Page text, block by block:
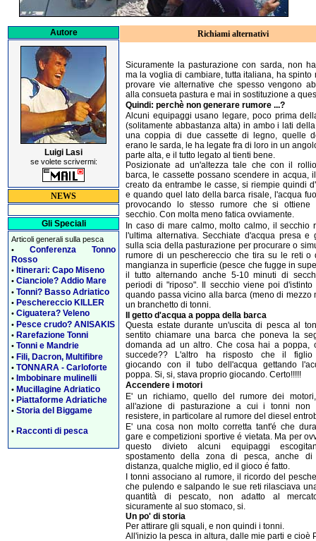
Autore
Luigi Lasi
se volete scrivermi:
NEWS
Gli Speciali
Articoli generali sulla pesca
• Conferenza Tonno
Rosso
• Itinerari: Capo Miseno
• Cianciole? Addio Mare
• Tonni? Basso Adriatico
• Peschereccio KILLER
• Ciguatera? Veleno
• Pesce crudo? ANISAKIS
• Rarefazione Tonni
• Tonni e Mandrie
• Fili, Dacron, Multifibre
• TONNARA - Carloforte
• Imbobinare mulinelli
• Mucillagine Adriatico
• Piattaforme Adriatiche
• Storia del Biggame
• Racconti di pesca
Richiami alternativi
Sicuramente la pasturazione con sarda, non
ma la voglia di cambiare, tutta italiana, ha spinto
provare vie alternative che spesso vengono
alla consueta pastura e mai in sostituzione a
Quindi: perchè non generare rumore ...?
Alcuni equipaggi usano legare, poco prima
(solitamente abbastanza alta) in ambo i lati
una coppia di due cassette di legno, quelle
erano le sarda, le ha legate fra di loro in un
parte alta, e il tutto legato al tienti bene.
Posizionate ad un'altezza tale che con il
barca, le cassette possano scendere in acqua,
creato da entrambe le casse, si riempie quindi
e quando quel lato della barca risale, l'acqua
provocando lo stesso rumore che si
secchio. Con molta meno fatica ovviamente.
In caso di mare calmo, molto calmo, il secchio
l'ultima alternativa. Secchiate d'acqua presa e
sulla scia della pasturazione per procurare o
rumore di un peschereccio che tira su le reti o
mangianza in superficie (pesce che fugge in
il tutto alternando anche 5-10 minuti di
periodi di "riposo". Il secchio viene poi d'istinto
quando passa vicino alla barca (meno di mezzo
un branchetto di tonni.
Il getto d'acqua a poppa della barca
Questa estate durante un'uscita di pesca al
sentito chiamare una barca che poneva la
domanda ad un altro. Che cosa hai a poppa,
succede?? L'altro ha risposto che il figlio
giocando con il tubo dell'acqua gettando
poppa. Si, si, stava proprio giocando. Certo!!!!!
Accendere i motori
E' un richiamo, quello del rumore dei
all'azione di pasturazione a cui i tonni non
resistere, in particolare al rumore del diesel
E' una cosa non molto corretta tant'é che
gare e competizioni sportive é vietata. Ma per
questo divieto alcuni equipaggi
spostamento della zona di pesca, anche di
distanza, qualche miglio, ed il gioco é fatto.
I tonni associano al rumore, il ricordo del
che pulendo e salpando le sue reti rilasciava
quantità di pescato, non adatto al
sicuramente al suo stomaco, si.
Un po' di storia
Per attirare gli squali, e non quindi i tonni.
All'inizio la pesca in altura, dalle mie parti e cioè